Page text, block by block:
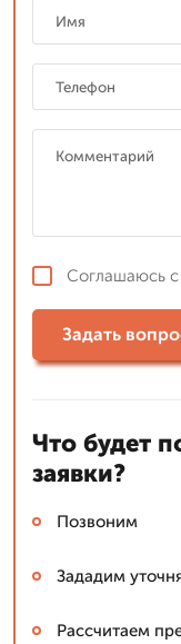
Соглашаюсь с
Задать
Что будет
заявки?
Позвоним
Зададим
Рассчитаем